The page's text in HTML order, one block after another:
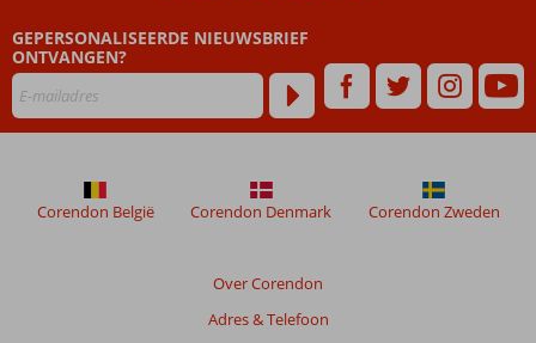
GEPERSONALISEERDE NIEUWSBRIEF
ONTVANGEN?
Over Corendon
Adres & Telefoon
Corendon België Corendon Denmark Corendon Zweden